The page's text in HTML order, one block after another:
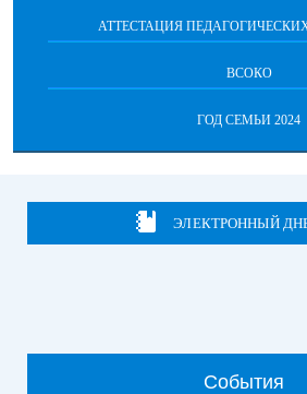
АТТЕСТАЦИЯ
ВСОКО
ГОД СЕМЬИ 2024
ЭЛЕКТРОННЫЙ
События